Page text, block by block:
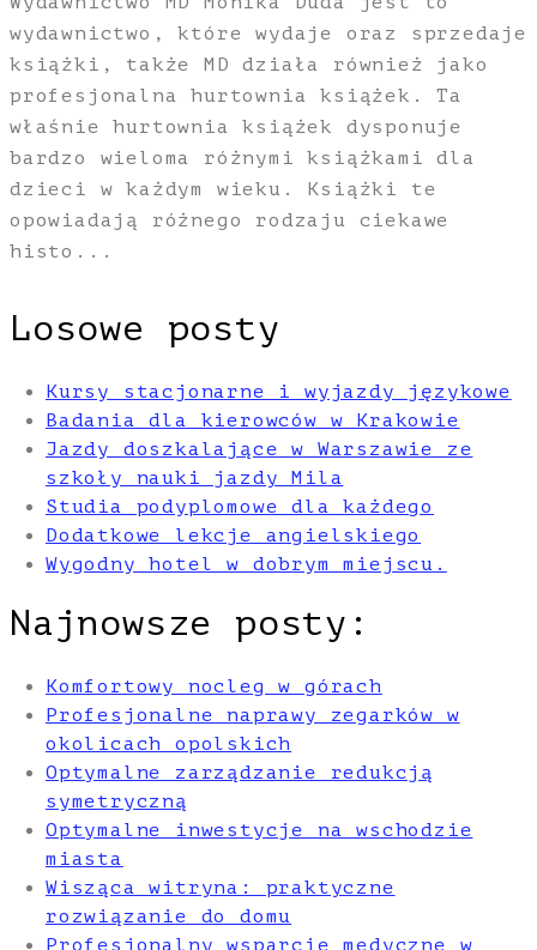
wydawnictwo, które wydaje oraz sprzedaje
książki, także MD działa również jako
profesjonalna hurtownia książek. Ta
właśnie hurtownia książek dysponuje
bardzo wieloma różnymi książkami dla
dzieci w każdym wieku. Książki te
opowiadają różnego rodzaju ciekawe
histo...
Losowe posty
Kursy stacjonarne i wyjazdy językowe
Badania dla kierowców w Krakowie
Jazdy doszkalające w Warszawie ze
szkoły nauki jazdy Mila
Studia podyplomowe dla każdego
Dodatkowe lekcje angielskiego
Wygodny hotel w dobrym miejscu.
Najnowsze posty:
Komfortowy nocleg w górach
Profesjonalne naprawy zegarków w
okolicach opolskich
Optymalne zarządzanie redukcją
symetryczną
Optymalne inwestycje na wschodzie
miasta
Wisząca witryna: praktyczne
rozwiązanie do domu
Profesjonalny wsparcie medyczne w